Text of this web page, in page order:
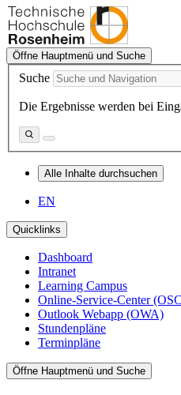
Öffne Hauptmenü und Suche
Suche
Die Ergebnisse werden bei
Alle Inhalte durchsuchen
EN
Quicklinks
Dashboard
Intranet
Learning Campus
Online-Service-Center
Outlook Webapp (OWA)
Stundenpläne
Terminpläne
Öffne Hauptmenü und Suche